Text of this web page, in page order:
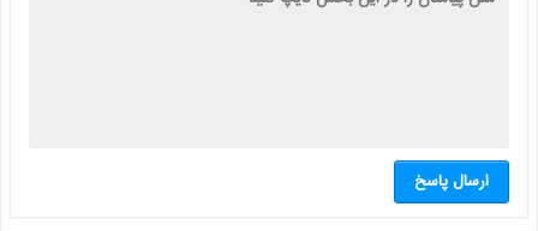
ارسال پاسخ